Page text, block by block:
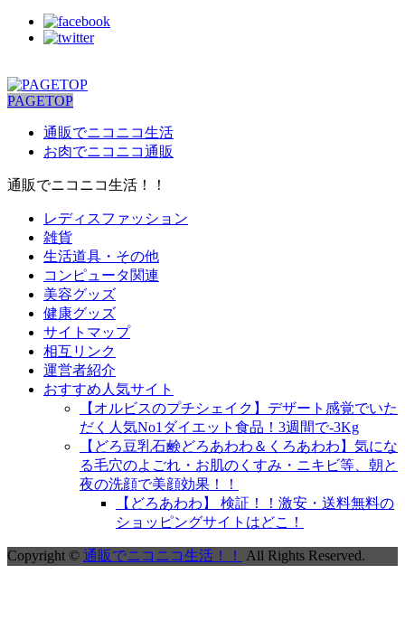
PAGETOP
通販でニコニコ生活
お肉でニコニコ通販
通販でニコニコ生活！！
レディスファッション
雑貨
生活道具・その他
コンピュータ関連
美容グッズ
健康グッズ
サイトマップ
相互リンク
運営者紹介
おすすめ人気サイト
【オルビスのプチシェイク】デザート感覚でいた
だく人気No1ダイエット食品！3週間で-3Kg
【どろ豆乳石鹸どろあわわ＆くろあわわ】気にな
る毛穴のよごれ・お肌のくすみ・ニキビ等、朝と
夜の洗顔で美顔効果！！
【どろあわわ】 検証！！激安・送料無料の
ショッピングサイトはどこ！
Copyright © 通販でニコニコ生活！！ All Rights Reserved.